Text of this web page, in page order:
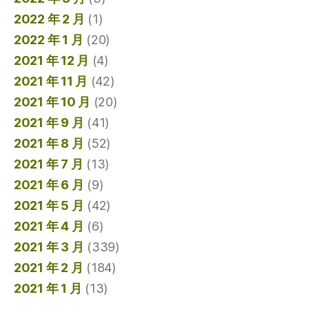
2022 年 2 月 (1)
2022 年 1 月 (20)
2021 年 12 月 (4)
2021 年 11 月 (42)
2021 年 10 月 (20)
2021 年 9 月 (41)
2021 年 8 月 (52)
2021 年 7 月 (13)
2021 年 6 月 (9)
2021 年 5 月 (42)
2021 年 4 月 (6)
2021 年 3 月 (339)
2021 年 2 月 (184)
2021 年 1 月 (13)